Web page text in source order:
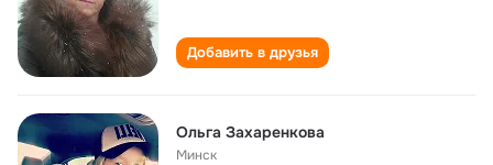
Добавить в друзья
Ольга Захаренкова
Минск